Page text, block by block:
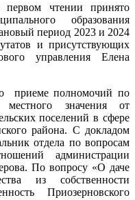
первом чтении принято
образования
период 2023 и 2024
и присутствующих
управления Елена
приеме полномочий по
значения от
поселений в сфере
района. С докладом
отдела по вопросам
администрации
По вопросу «О даче
из собственности
Приозерновского